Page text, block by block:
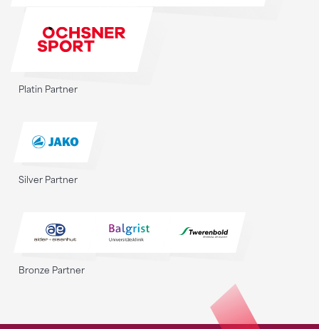
Platin Partner
Silver Partner
Bronze Partner